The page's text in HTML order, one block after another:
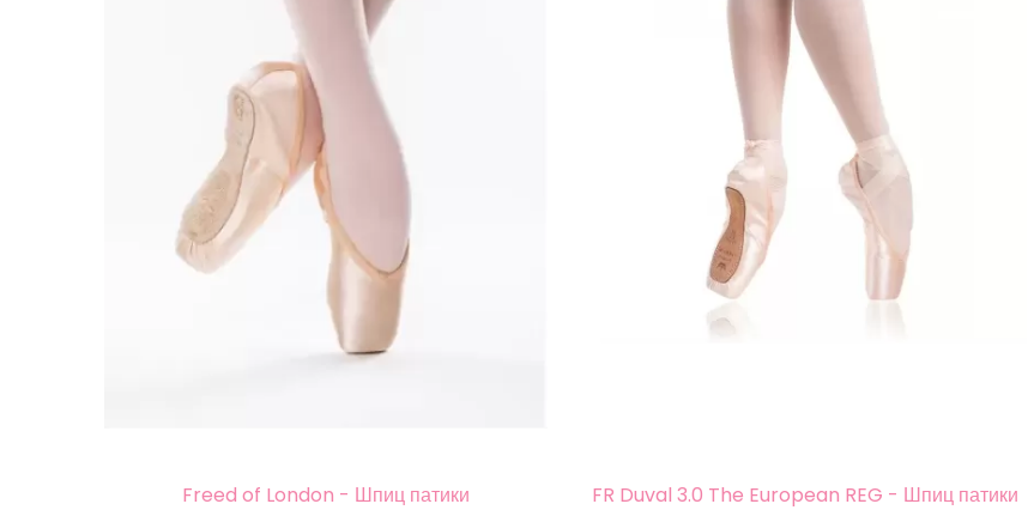
Freed of London - Шпиц патики FR Duval 3.0 The European REG - Шпиц патики